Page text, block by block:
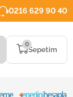
0216 629 90 40
Sepetim
0